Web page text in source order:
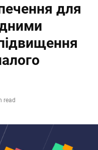
для
read